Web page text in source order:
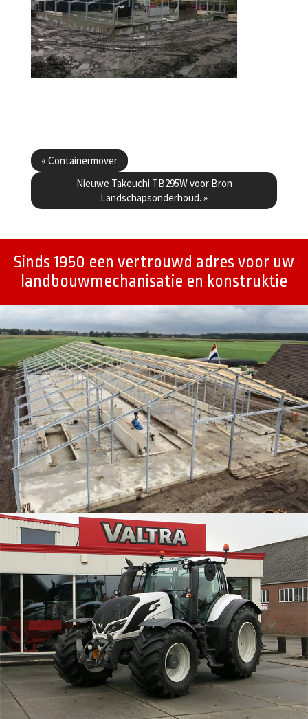
Berichtenmenu
« Containermover
Nieuwe Takeuchi TB295W voor Bron
Landschapsonderhoud. »
Sinds 1950 een vertrouwd adres voor uw
landbouwmechanisatie en konstruktie